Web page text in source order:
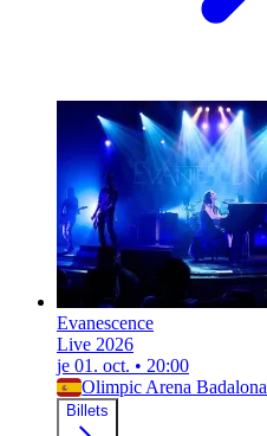
Evanescence
Live 2026
je 01. oct. • 20:00
Olimpic Arena Badalona
Billets